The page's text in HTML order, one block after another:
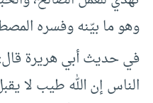
وهو ما بيّنه وفسره
في حديث أبي هريرة
الناس إن الله طيب لا